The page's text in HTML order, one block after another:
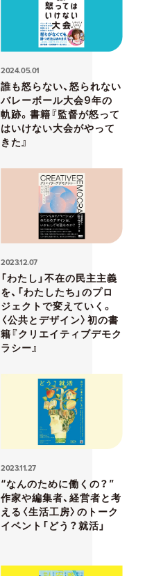
2024.05.01
誰も怒らない、怒られない
バレーボール大会9年の
軌跡。書籍『監督が怒って
はいけない大会がやって
きた』
2023.12.07
「わたし」不在の民主主義
を、「わたしたち」のプロ
ジェクトで変えていく。
〈公共とデザイン〉初の書
籍『クリエイティブデモク
ラシー』
2023.11.27
“なんのために働くの？”
作家や編集者、経営者と考
える〈生活工房〉のトーク
イベント「どう？就活」